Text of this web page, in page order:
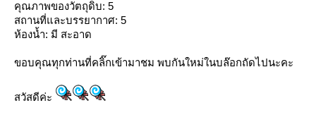
คุณภาพของวัตถุดิบ: 5
สถานที่และบรรยากาศ: 5
ห้องน้ำ: มี สะอาด
ขอบคุณทุกท่านที่คลิ๊กเข้ามาชม พบกันใหม่ในบล๊อกถัดไปนะคะ
สวัสดีค่ะ